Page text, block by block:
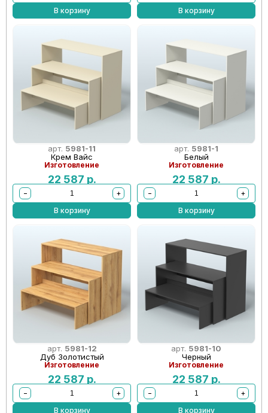
В корзину
В корзину
арт. 5981-11
Крем Вайс
Изготовление
22 587 р.
−
+
В корзину
арт. 5981-1
Белый
Изготовление
22 587 р.
−
+
В корзину
арт. 5981-12
Дуб Золотистый
Изготовление
22 587 р.
−
+
В корзину
арт. 5981-10
Черный
Изготовление
22 587 р.
−
+
В корзину